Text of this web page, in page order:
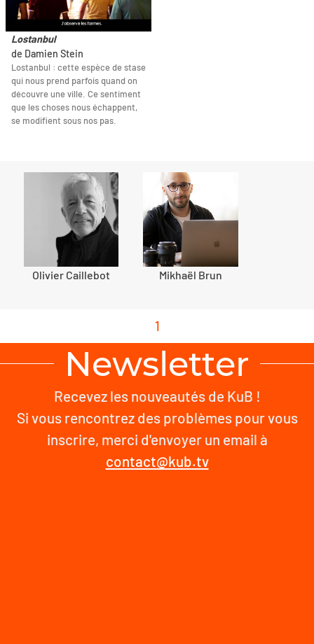
Lostanbul
de Damien Stein
Lostanbul : cette espèce de stase
qui nous prend parfois quand on
découvre une ville. Ce sentiment
que les choses nous échappent,
se modifient sous nos pas.
Olivier Caillebot Mikhaël Brun
1
Newsletter
Recevez les nouveautés de KuB !
Si vous rencontrez des problèmes pour vous
inscrire, merci d'envoyer un email à
contact@kub.tv